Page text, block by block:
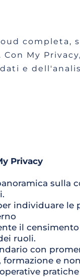
My
e
Privacy
sulla
individuare le
il
ruoli.
con
e